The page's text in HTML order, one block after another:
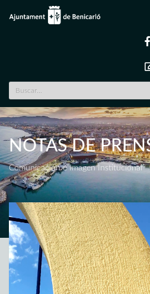
NOTAS DE
Comunicación e Imagen Institucional